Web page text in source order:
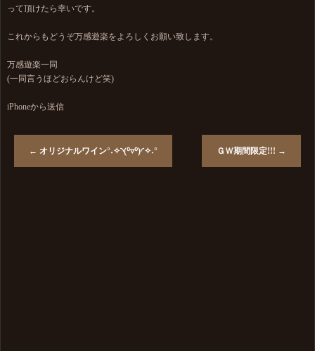
って頂けたら幸いです。
これからもどうぞ万感遊楽をよろしくお願い致します。
万感遊楽一同
(一同言うほどおらんけど笑)
iPhoneから送信
← オリジナルワイン°˖✧◝(⁰▿⁰)◜✧˖° ＧＷ期間限定!!! →